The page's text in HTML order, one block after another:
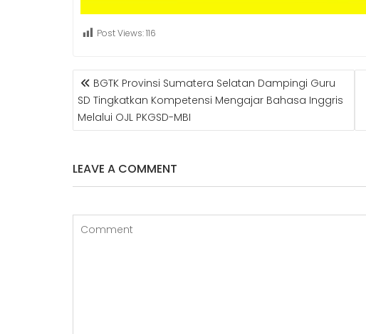
Post Views:116
POST
NAVIGATION
BGTK Provinsi Sumatera Selatan Dampingi Guru
SD Tingkatkan Kompetensi Mengajar Bahasa Inggris
Melalui OJL PKGSD-MBI
LEAVE A COMMENT